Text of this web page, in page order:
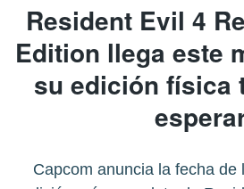
Resident Evil 4
Edition llega este
su edición física
Capcom anuncia la fecha de